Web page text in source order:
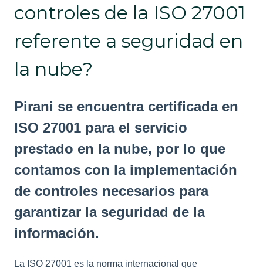
controles de la ISO 27001
referente a seguridad en
la nube?
Pirani se encuentra certificada en
ISO 27001 para el servicio
prestado en la nube, por lo que
contamos con la implementación
de controles necesarios para
garantizar la seguridad de la
información.
La ISO 27001 es la norma internacional que